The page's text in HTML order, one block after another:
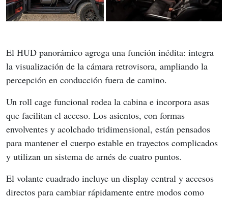
El HUD panorámico agrega una función inédita: integra
la visualización de la cámara retrovisora, ampliando la
percepción en conducción fuera de camino.
Un roll cage funcional rodea la cabina e incorpora asas
que facilitan el acceso. Los asientos, con formas
envolventes y acolchado tridimensional, están pensados
para mantener el cuerpo estable en trayectos complicados
y utilizan un sistema de arnés de cuatro puntos.
El volante cuadrado incluye un display central y accesos
directos para cambiar rápidamente entre modos como